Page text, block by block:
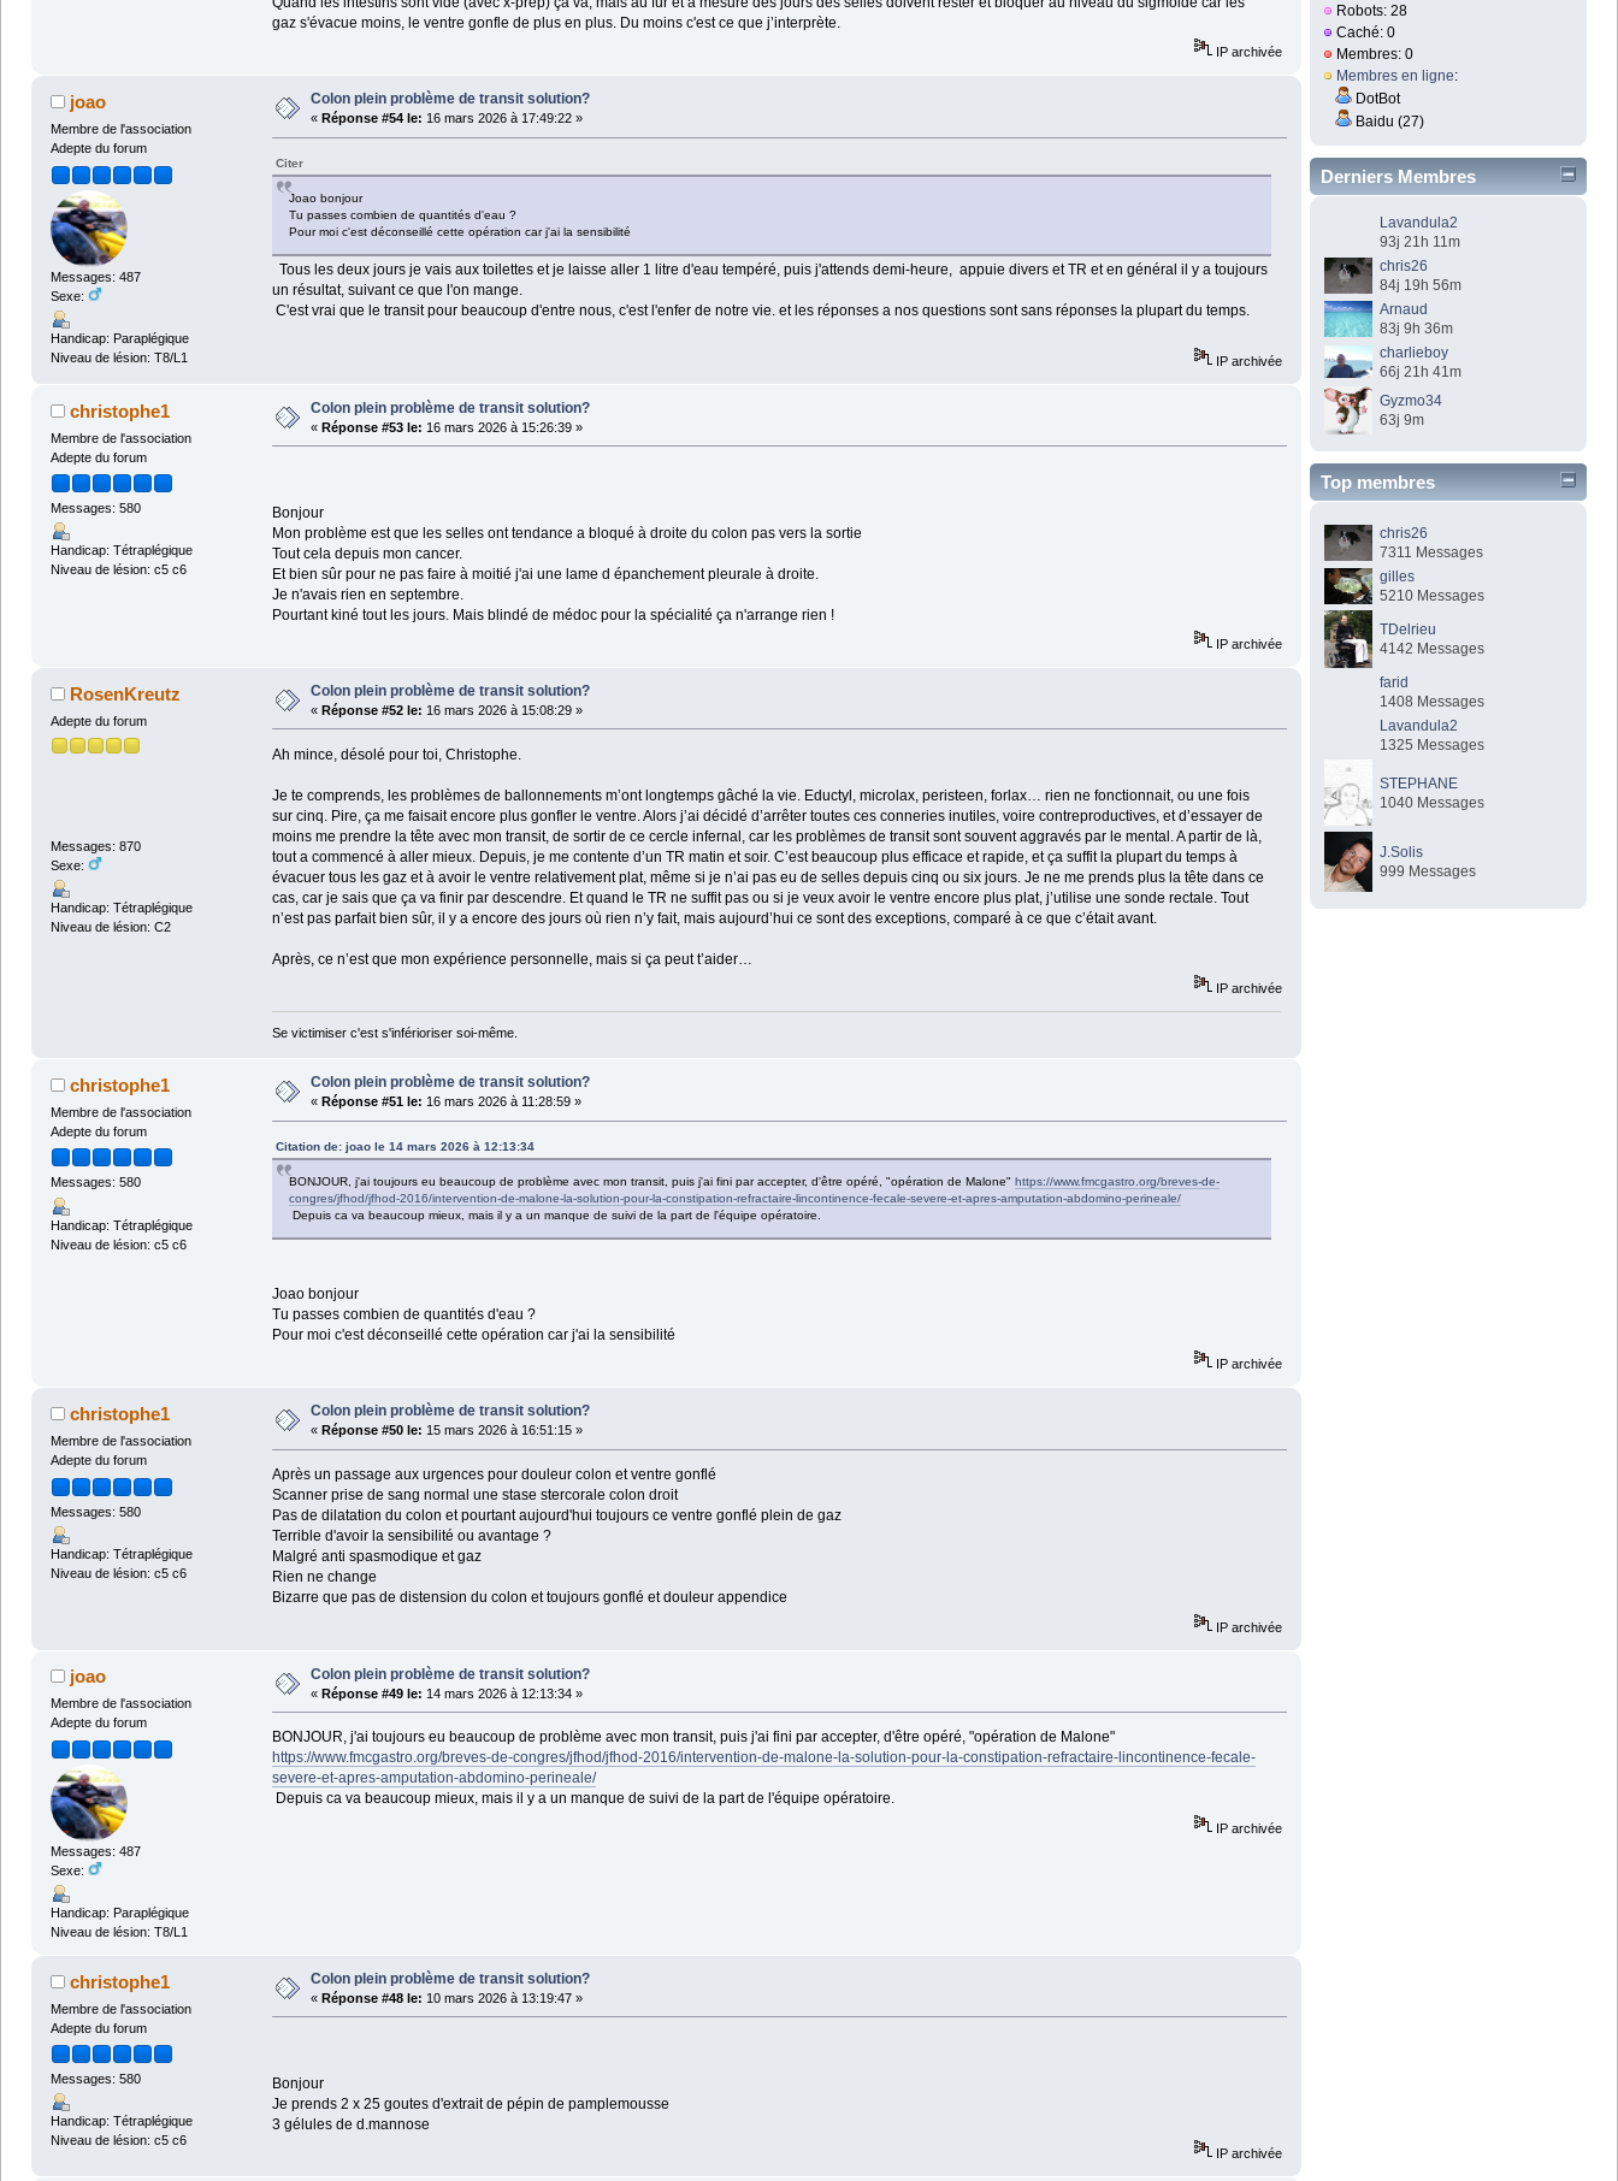
gaz s'évacue moins, le ventre gonfle de plus en plus. Du moins c'est ce que j’interprète.
IP archivée
joao
Membre de l'association
Adepte du forum
Messages: 487
Sexe:
Handicap: Paraplégique
Niveau de lésion: T8/L1
Colon plein problème de transit solution?
« Réponse #54 le: 16 mars 2026 à 17:49:22 »
Citer
Joao bonjour
Tu passes combien de quantités d'eau ?
Pour moi c'est déconseillé cette opération car j'ai la sensibilité
Tous les deux jours je vais aux toilettes et je laisse aller 1 litre d'eau tempéré, puis j'attends demi-heure, appuie divers et TR et en général il y a toujours
un résultat, suivant ce que l'on mange.
C'est vrai que le transit pour beaucoup d'entre nous, c'est l'enfer de notre vie. et les réponses a nos questions sont sans réponses la plupart du temps.
IP archivée
christophe1
Membre de l'association
Adepte du forum
Messages: 580
Handicap: Tétraplégique
Niveau de lésion: c5 c6
Colon plein problème de transit solution?
« Réponse #53 le: 16 mars 2026 à 15:26:39 »
Bonjour
Mon problème est que les selles ont tendance a bloqué à droite du colon pas vers la sortie
Tout cela depuis mon cancer.
Et bien sûr pour ne pas faire à moitié j'ai une lame d épanchement pleurale à droite.
Je n'avais rien en septembre.
Pourtant kiné tout les jours. Mais blindé de médoc pour la spécialité ça n'arrange rien !
IP archivée
RosenKreutz
Adepte du forum
Messages: 870
Sexe:
Handicap: Tétraplégique
Niveau de lésion: C2
Colon plein problème de transit solution?
« Réponse #52 le: 16 mars 2026 à 15:08:29 »
Ah mince, désolé pour toi, Christophe.
Je te comprends, les problèmes de ballonnements m’ont longtemps gâché la vie. Eductyl, microlax, peristeen, forlax… rien ne fonctionnait, ou une fois
sur cinq. Pire, ça me faisait encore plus gonfler le ventre. Alors j’ai décidé d’arrêter toutes ces conneries inutiles, voire contreproductives, et d’essayer de
moins me prendre la tête avec mon transit, de sortir de ce cercle infernal, car les problèmes de transit sont souvent aggravés par le mental. A partir de là,
tout a commencé à aller mieux. Depuis, je me contente d’un TR matin et soir. C’est beaucoup plus efficace et rapide, et ça suffit la plupart du temps à
évacuer tous les gaz et à avoir le ventre relativement plat, même si je n’ai pas eu de selles depuis cinq ou six jours. Je ne me prends plus la tête dans ce
cas, car je sais que ça va finir par descendre. Et quand le TR ne suffit pas ou si je veux avoir le ventre encore plus plat, j’utilise une sonde rectale. Tout
n’est pas parfait bien sûr, il y a encore des jours où rien n’y fait, mais aujourd’hui ce sont des exceptions, comparé à ce que c’était avant.
Après, ce n’est que mon expérience personnelle, mais si ça peut t’aider…
IP archivée
Se victimiser c'est s'inférioriser soi-même.
christophe1
Membre de l'association
Adepte du forum
Messages: 580
Handicap: Tétraplégique
Niveau de lésion: c5 c6
Colon plein problème de transit solution?
« Réponse #51 le: 16 mars 2026 à 11:28:59 »
Citation de: joao le 14 mars 2026 à 12:13:34
BONJOUR, j'ai toujours eu beaucoup de problème avec mon transit, puis j'ai fini par accepter, d'être opéré, "opération de Malone" https://www.fmcgastro.org/breves-de-
congres/jfhod/jfhod-2016/intervention-de-malone-la-solution-pour-la-constipation-refractaire-lincontinence-fecale-severe-et-apres-amputation-abdomino-perineale/
Depuis ca va beaucoup mieux, mais il y a un manque de suivi de la part de l'équipe opératoire.
Joao bonjour
Tu passes combien de quantités d'eau ?
Pour moi c'est déconseillé cette opération car j'ai la sensibilité
IP archivée
christophe1
Membre de l'association
Adepte du forum
Messages: 580
Handicap: Tétraplégique
Niveau de lésion: c5 c6
Colon plein problème de transit solution?
« Réponse #50 le: 15 mars 2026 à 16:51:15 »
Après un passage aux urgences pour douleur colon et ventre gonflé
Scanner prise de sang normal une stase stercorale colon droit
Pas de dilatation du colon et pourtant aujourd'hui toujours ce ventre gonflé plein de gaz
Terrible d'avoir la sensibilité ou avantage ?
Malgré anti spasmodique et gaz
Rien ne change
Bizarre que pas de distension du colon et toujours gonflé et douleur appendice
IP archivée
joao
Membre de l'association
Adepte du forum
Messages: 487
Sexe:
Handicap: Paraplégique
Niveau de lésion: T8/L1
Colon plein problème de transit solution?
« Réponse #49 le: 14 mars 2026 à 12:13:34 »
BONJOUR, j'ai toujours eu beaucoup de problème avec mon transit, puis j'ai fini par accepter, d'être opéré, "opération de Malone"
https://www.fmcgastro.org/breves-de-congres/jfhod/jfhod-2016/intervention-de-malone-la-solution-pour-la-constipation-refractaire-lincontinence-fecale-
severe-et-apres-amputation-abdomino-perineale/
Depuis ca va beaucoup mieux, mais il y a un manque de suivi de la part de l'équipe opératoire.
IP archivée
christophe1
Membre de l'association
Adepte du forum
Messages: 580
Handicap: Tétraplégique
Niveau de lésion: c5 c6
Colon plein problème de transit solution?
« Réponse #48 le: 10 mars 2026 à 13:19:47 »
Bonjour
Je prends 2 x 25 goutes d'extrait de pépin de pamplemousse
3 gélules de d.mannose
IP archivée
Robots: 28
Caché: 0
Membres: 0
Membres en ligne:
DotBot
Baidu (27)
Derniers Membres
Lavandula2
93j 21h 11m
chris26
84j 19h 56m
Arnaud
83j 9h 36m
charlieboy
66j 21h 41m
Gyzmo34
63j 9m
Top membres
chris26
7311 Messages
gilles
5210 Messages
TDelrieu
4142 Messages
farid
1408 Messages
Lavandula2
1325 Messages
STEPHANE
1040 Messages
J.Solis
999 Messages